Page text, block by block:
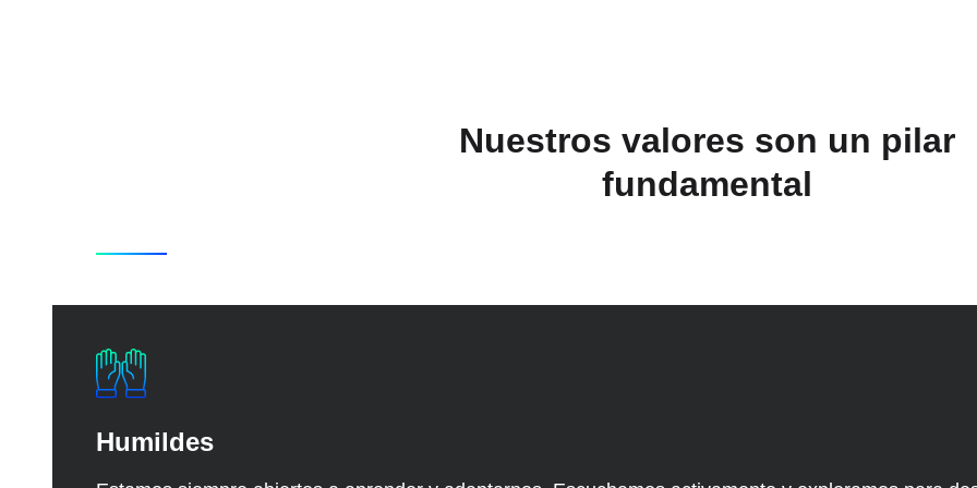
Nuestros valores son un pilar
fundamental
Humildes